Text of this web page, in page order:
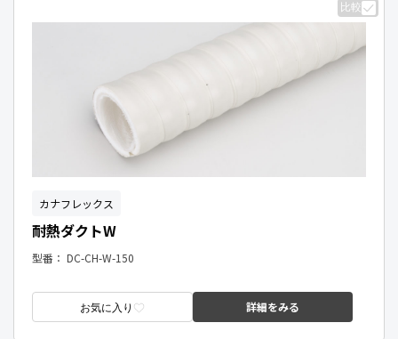
比較
カナフレックス
耐熱ダクトW
型番： DC-CH-W-150
お気に入り 詳細をみる